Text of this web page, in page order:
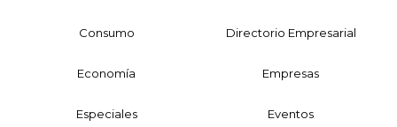
Consumo Directorio Empresarial
Economía Empresas
Especiales Eventos